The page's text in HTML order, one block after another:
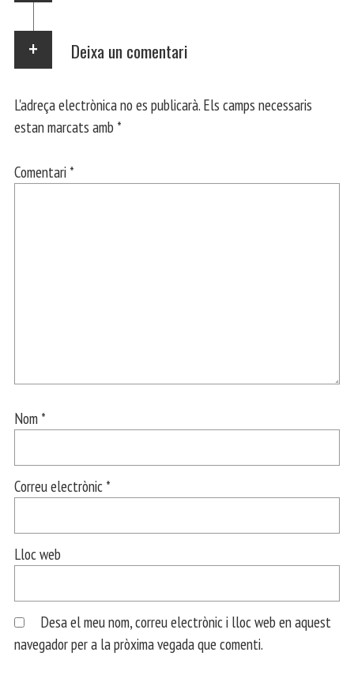
Deixa un comentari
L'adreça electrònica no es publicarà. Els camps necessaris
estan marcats amb *
Comentari *
Nom *
Correu electrònic *
Lloc web
Desa el meu nom, correu electrònic i lloc web en aquest
navegador per a la pròxima vegada que comenti.